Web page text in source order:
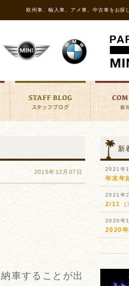
欧州車、輸入車、アメ車、中古車をお探
2015年12月07日
車することが出
新
2021年
年末年
2021年
2/11（
2020年
2020年